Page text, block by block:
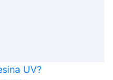
UV?